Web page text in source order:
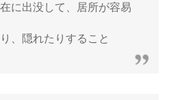
に出没して、居所が容易
、隠れたりすること